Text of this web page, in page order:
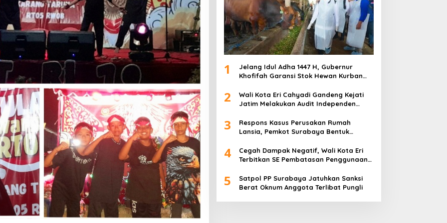
1
Jelang Idul Adha 1447 H, Gubernur
Khofifah Garansi Stok Hewan Kurban
2
Wali Kota Eri Cahyadi Gandeng Kejati
Jatim Melakukan Audit Independen
3
Respons Kasus Perusakan Rumah
Lansia, Pemkot Surabaya Bentuk
4
Cegah Dampak Negatif, Wali Kota Eri
Terbitkan SE Pembatasan Penggunaan
5
Satpol PP Surabaya Jatuhkan Sanksi
Berat Oknum Anggota Terlibat Pungli